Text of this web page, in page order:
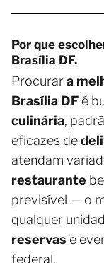
Por que
Brasília DF.
Procurara
Brasília DF é
culinária,
eficazes de
atendam
restaurante
previsível — o
qualquer
reservas e
federal.